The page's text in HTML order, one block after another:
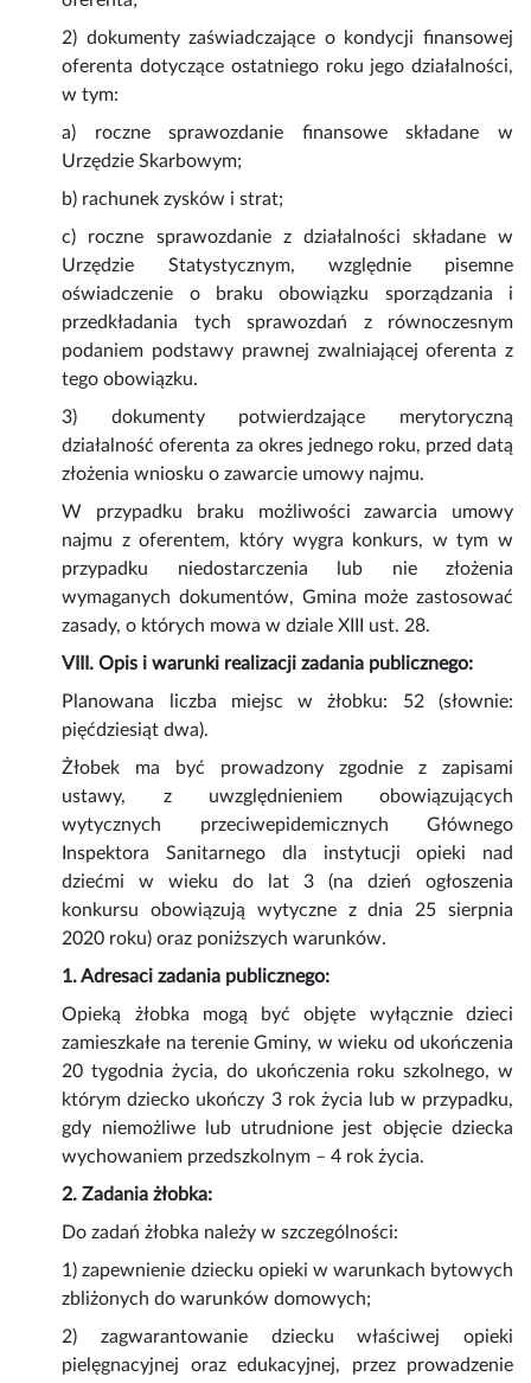
2) dokumenty zaświadczające o kondycji finansowej
oferenta dotyczące ostatniego roku jego działalności,
w tym:
a) roczne sprawozdanie finansowe składane w
Urzędzie Skarbowym;
b) rachunek zysków i strat;
c) roczne sprawozdanie z działalności składane w
Urzędzie Statystycznym, względnie pisemne
oświadczenie o braku obowiązku sporządzania i
przedkładania tych sprawozdań z równoczesnym
podaniem podstawy prawnej zwalniającej oferenta z
tego obowiązku.
3) dokumenty potwierdzające merytoryczną
działalność oferenta za okres jednego roku, przed datą
złożenia wniosku o zawarcie umowy najmu.
W przypadku braku możliwości zawarcia umowy
najmu z oferentem, który wygra konkurs, w tym w
przypadku niedostarczenia lub nie złożenia
wymaganych dokumentów, Gmina może zastosować
zasady, o których mowa w dziale XIII ust. 28.
VIII. Opis i warunki realizacji zadania publicznego:
Planowana liczba miejsc w żłobku: 52 (słownie:
pięćdziesiąt dwa).
Żłobek ma być prowadzony zgodnie z zapisami
ustawy, z uwzględnieniem obowiązujących
wytycznych przeciwepidemicznych Głównego
Inspektora Sanitarnego dla instytucji opieki nad
dziećmi w wieku do lat 3 (na dzień ogłoszenia
konkursu obowiązują wytyczne z dnia 25 sierpnia
2020 roku) oraz poniższych warunków.
1. Adresaci zadania publicznego:
Opieką żłobka mogą być objęte wyłącznie dzieci
zamieszkałe na terenie Gminy, w wieku od ukończenia
20 tygodnia życia, do ukończenia roku szkolnego, w
którym dziecko ukończy 3 rok życia lub w przypadku,
gdy niemożliwe lub utrudnione jest objęcie dziecka
wychowaniem przedszkolnym – 4 rok życia.
2. Zadania żłobka:
Do zadań żłobka należy w szczególności:
1) zapewnienie dziecku opieki w warunkach bytowych
zbliżonych do warunków domowych;
2) zagwarantowanie dziecku właściwej opieki
pielęgnacyjnej oraz edukacyjnej, przez prowadzenie